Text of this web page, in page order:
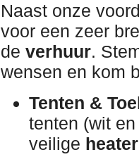
Naast onze
voor een zeer
de verhuur.
wensen en kom
Tenten &
tenten (wit
veilige